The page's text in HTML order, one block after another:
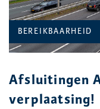
CATEGORIE:
BEREIKBAARHEID
Afsluitingen
verplaatsing!